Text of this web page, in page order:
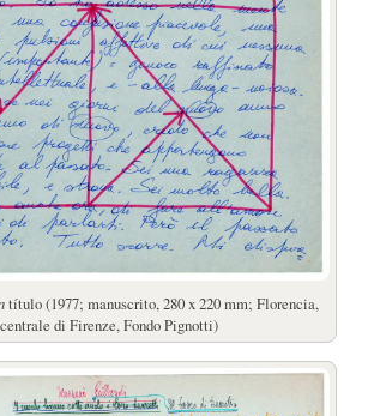
título (1977; manuscrito, 280 x 220 mm; Florencia,
di Firenze, Fondo Pignotti)